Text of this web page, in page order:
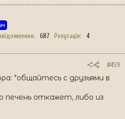
687 Репутація
4
#459
"общайтесь с друзьями в
печень откажет, либо из